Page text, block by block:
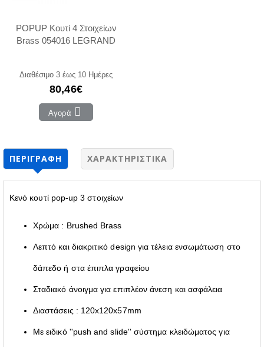
POPUP Κουτί 4 Στοιχείων
Brass 054016 LEGRAND
Διαθέσιμο 3 έως 10 Ημέρες
80,46€
Αγορά
ΠΕΡΙΓΡΑΦΉ ΧΑΡΑΚΤΗΡΙΣΤΙΚΆ
Κενό κουτί pop-up 3 στοιχείων
Χρώμα : Brushed Brass
Λεπτό και διακριτικό design για τέλεια ενσωμάτωση στο
δάπεδο ή στα έπιπλα γραφείου
Σταδιακό άνοιγμα για επιπλέον άνεση και ασφάλεια
Διαστάσεις : 120x120x57mm
Με ειδικό ''push and slide'' σύστημα κλειδώματος για